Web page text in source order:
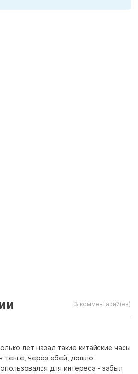
3 комментарий(ев)
лет назад такие китайские часы
тенге, через ебей, дошло
для интереса - забыл